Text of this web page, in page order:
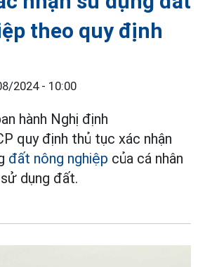
theo quy định
2024 - 10:00
hành Nghị định
quy định thủ tục xác nhận
đất nông nghiệp của cá nhân
dụng đất.